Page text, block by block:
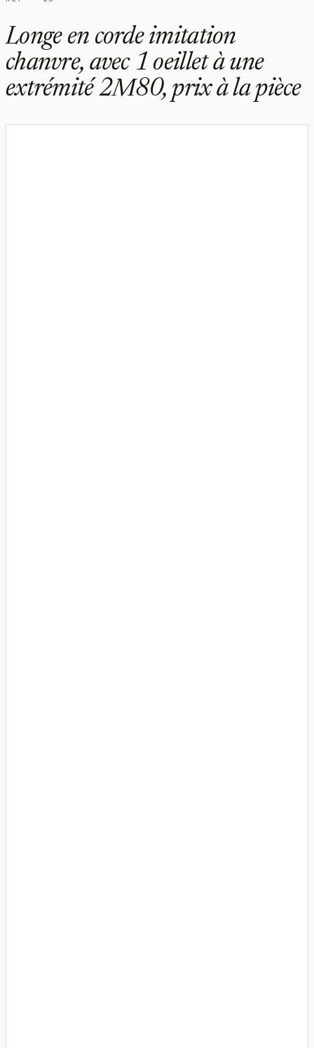
Longe en corde imitation
chanvre, avec 1 oeillet à une
extrémité 2M80, prix à la pièce